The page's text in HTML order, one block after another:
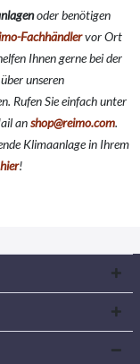
oder benötigen
Fachhändlervor Ort
Ihnen gerne bei der
unseren
Rufen Sie einfach unter
anshop@reimo.com.
Klimaanlage in Ihrem
hier!